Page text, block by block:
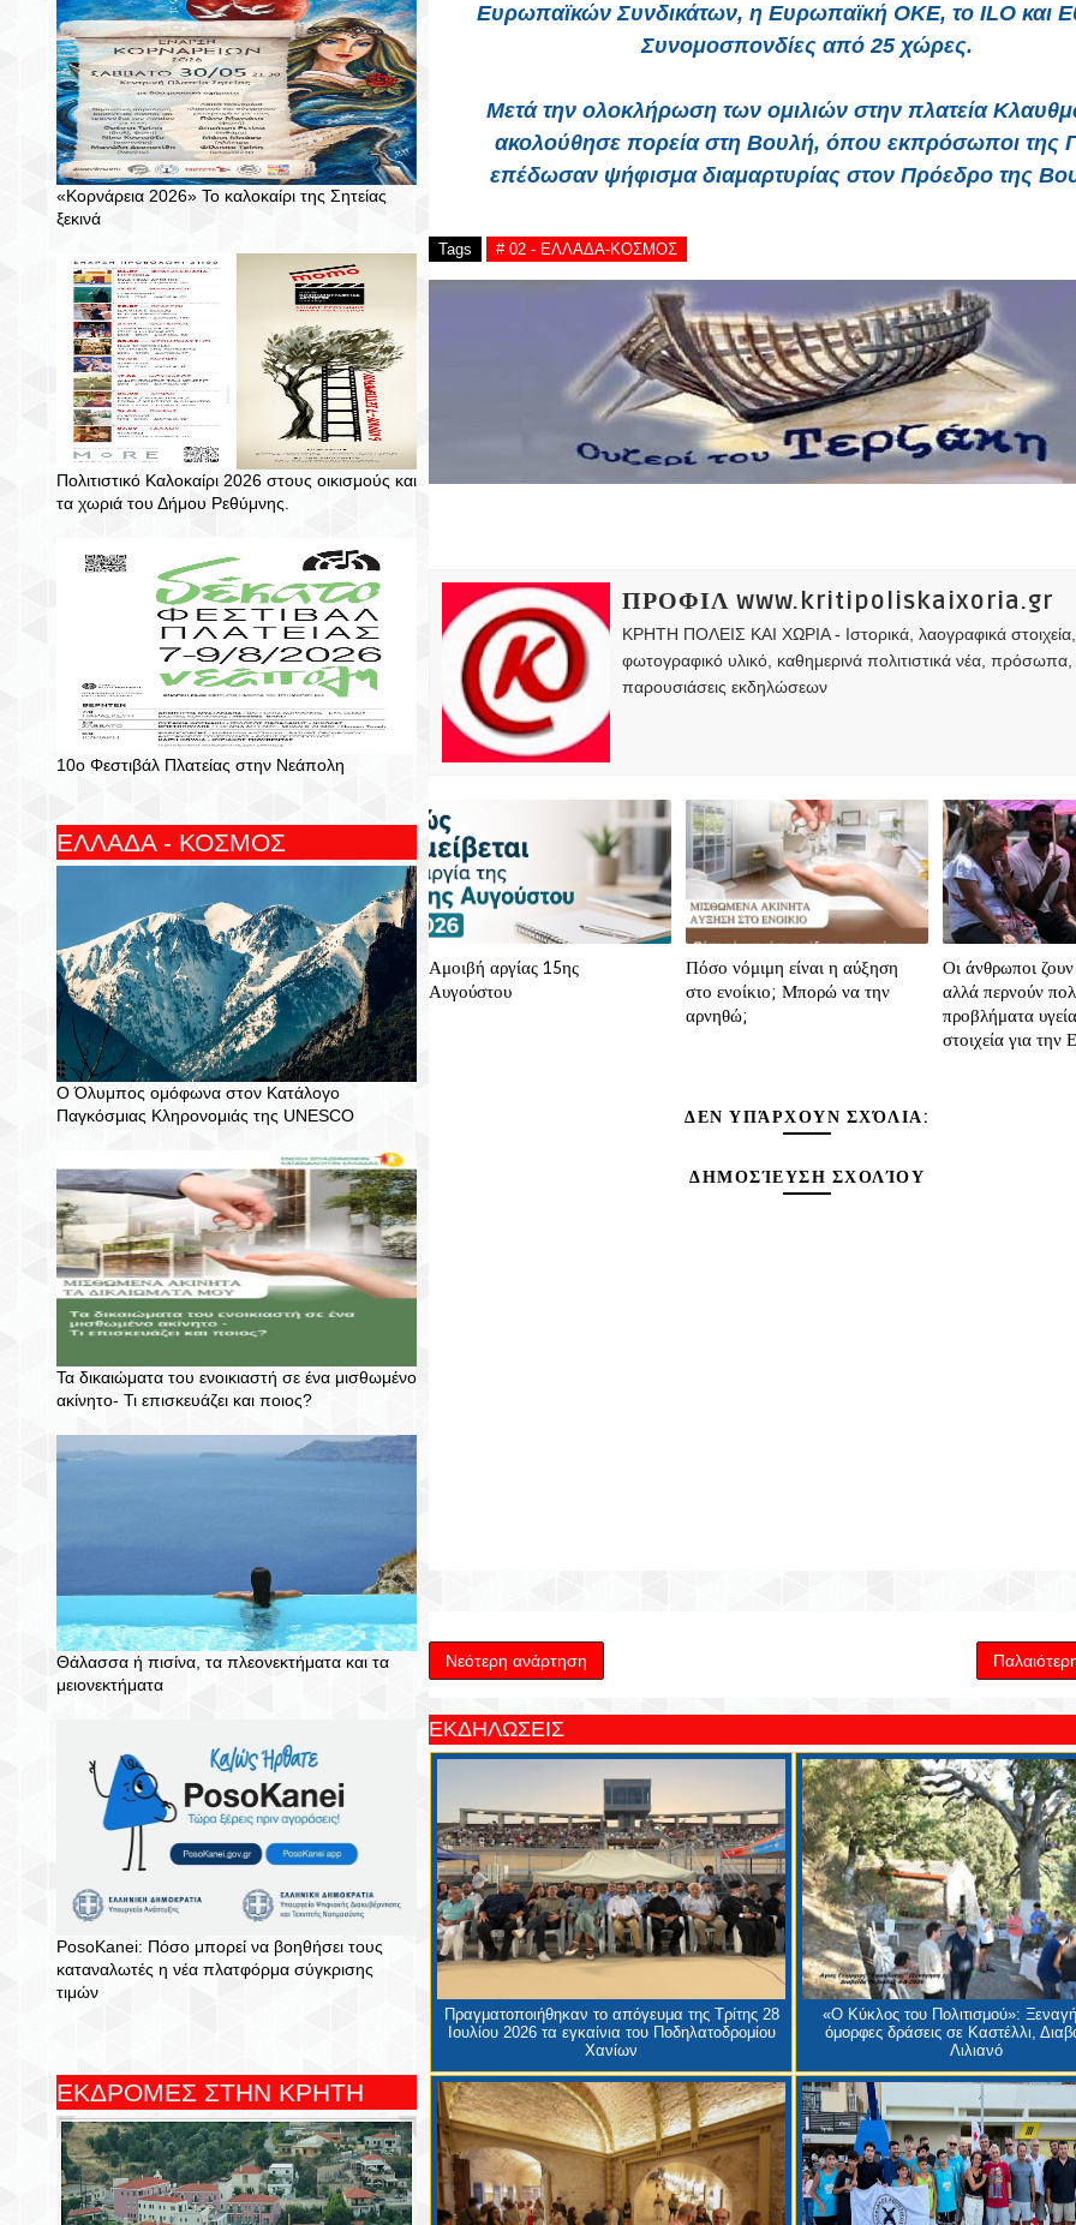
«Κορνάρεια 2026» Το καλοκαίρι της Σητείας
ξεκινά
Πολιτιστικό Καλοκαίρι 2026 στους οικισμούς και
τα χωριά του Δήμου Ρεθύμνης.
10ο Φεστιβάλ Πλατείας στην Νεάπολη
ΕΛΛΑΔΑ - ΚΟΣΜΟΣ
Ο Όλυμπος ομόφωνα στον Κατάλογο
Παγκόσμιας Κληρονομιάς της UNESCO
Τα δικαιώματα του ενοικιαστή σε ένα μισθωμένο
ακίνητο- Τι επισκευάζει και ποιος?
Θάλασσα ή πισίνα, τα πλεονεκτήματα και τα
μειονεκτήματα
PosoKanei: Πόσο μπορεί να βοηθήσει τους
καταναλωτές η νέα πλατφόρμα σύγκρισης
τιμών
ΕΚΔΡΟΜΕΣ ΣΤΗΝ ΚΡΗΤΗ
Ευρωπαϊκών Συνδικάτων, η Ευρωπαϊκή ΟΚΕ, το ILO και
Συνομοσπονδίες από 25 χώρες.
Μετά την ολοκλήρωση των ομιλιών στην πλατεία
ακολούθησε πορεία στη Βουλή, όπου εκπρόσωποι της
επέδωσαν ψήφισμα διαμαρτυρίας στον Πρόεδρο της
Tags # 02 - ΕΛΛΑΔΑ-ΚΟΣΜΟΣ
ΠΡΟΦΙΛ www.kritipoliskaixoria.gr
ΚΡΗΤΗ ΠΟΛΕΙΣ ΚΑΙ ΧΩΡΙΑ - Ιστορικά, λαογραφικά
φωτογραφικό υλικό, καθημερινά πολιτιστικά νέα, πρόσωπα,
παρουσιάσεις εκδηλώσεων
Αμοιβή αργίας 15ης
Αυγούστου
Πόσο νόμιμη είναι η αύξηση
στο ενοίκιο; Μπορώ να την
αρνηθώ;
Οι άνθρωποι
αλλά περνούν
προβλήματα
στοιχεία για την
ΔΕΝ ΥΠΆΡΧΟΥΝ ΣΧΌΛΙΑ:
ΔΗΜΟΣΊΕΥΣΗ ΣΧΟΛΊΟΥ
Νεότερη ανάρτηση
ΕΚΔΗΛΩΣΕΙΣ
Πραγματοποιήθηκαν το απόγευμα της Τρίτης 28
Ιουλίου 2026 τα εγκαίνια του Ποδηλατοδρομίου
Χανίων
«Ο Κύκλος του Πολιτισμού»:
όμορφες δράσεις σε Καστέλλι,
Λιλιανό